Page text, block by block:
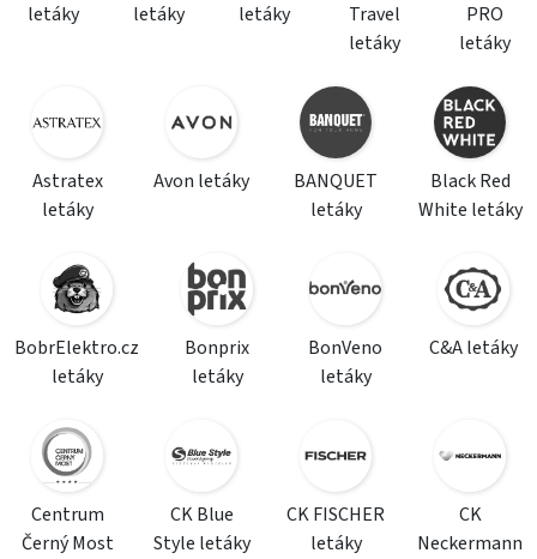
letáky
letáky
letáky
Travel
letáky
PRO
letáky
Astratex
letáky
Avon letáky
BANQUET
letáky
Black Red
White letáky
BobrElektro.cz
letáky
Bonprix
letáky
BonVeno
letáky
C&A letáky
Centrum
Černý Most
CK Blue
Style letáky
CK FISCHER
letáky
CK
Neckermann